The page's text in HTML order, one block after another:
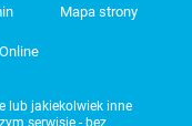
Mapa strony
lub jakiekolwiek inne
serwisie - bez